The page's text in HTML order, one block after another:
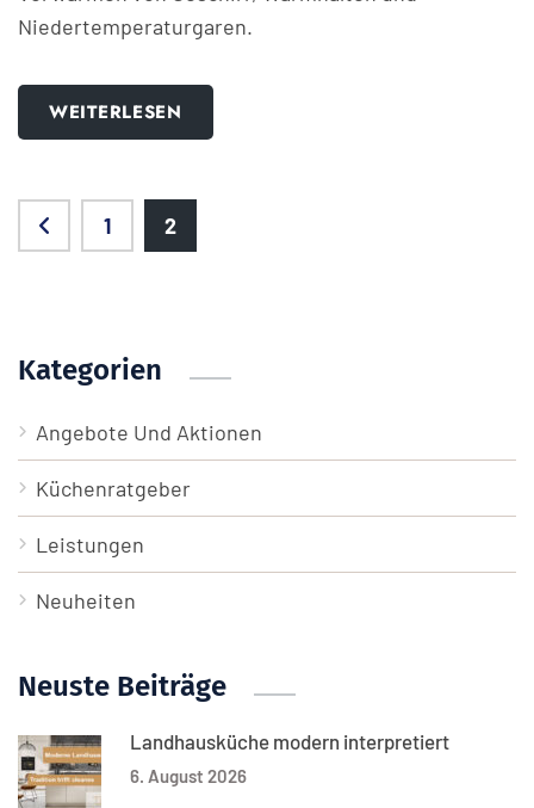
Niedertemperaturgaren.
WEITERLESEN
1 2
Kategorien
Angebote Und Aktionen
Küchenratgeber
Leistungen
Neuheiten
Neuste Beiträge
Landhausküche modern interpretiert
6. August 2026